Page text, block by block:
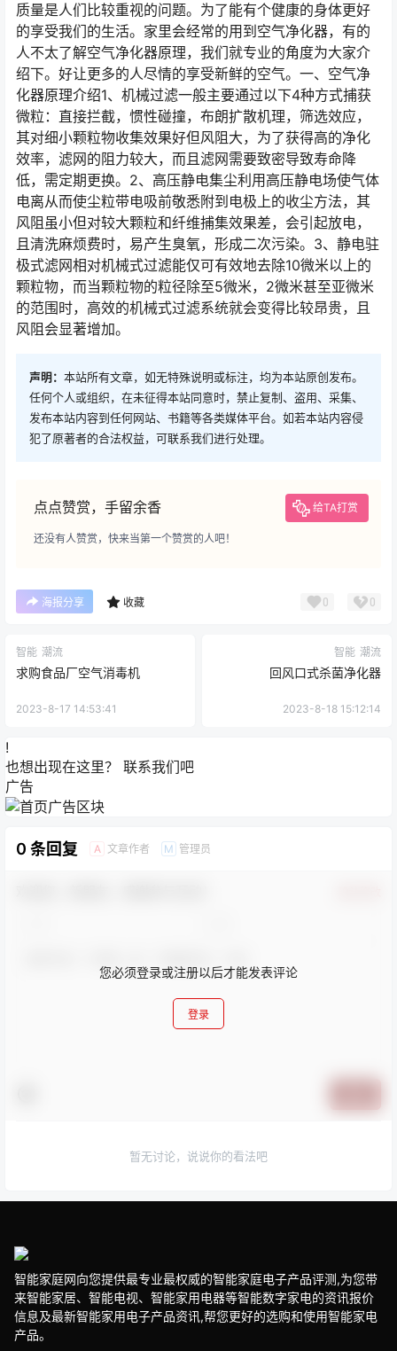
质量是人们比较重视的问题。为了能有个健康的身体更好
的享受我们的生活。家里会经常的用到空气净化器，有的
人不太了解空气净化器原理，我们就专业的角度为大家介
绍下。好让更多的人尽情的享受新鲜的空气。一、空气净
化器原理介绍1、机械过滤一般主要通过以下4种方式捕获
微粒：直接拦截，惯性碰撞，布朗扩散机理，筛选效应，
其对细小颗粒物收集效果好但风阻大，为了获得高的净化
效率，滤网的阻力较大，而且滤网需要致密导致寿命降
低，需定期更换。2、高压静电集尘利用高压静电场使气体
电离从而使尘粒带电吸前敬悉附到电极上的收尘方法，其
风阻虽小但对较大颗粒和纤维捕集效果差，会引起放电，
且清洗麻烦费时，易产生臭氧，形成二次污染。3、静电驻
极式滤网相对机械式过滤能仅可有效地去除10微米以上的
颗粒物，而当颗粒物的粒径除至5微米，2微米甚至亚微米
的范围时，高效的机械式过滤系统就会变得比较昂贵，且
风阻会显著增加。
声明： 本站所有文章，如无特殊说明或标注，均为本站原创发布。
任何个人或组织，在未征得本站同意时，禁止复制、盗用、采集、
发布本站内容到任何网站、书籍等各类媒体平台。如若本站内容侵
犯了原著者的合法权益，可联系我们进行处理。
点点赞赏，手留余香 给TA打赏
还没有人赞赏，快来当第一个赞赏的人吧！
海报分享 收藏 0 0
智能 潮流
求购食品厂空气消毒机
2023-8-17 14:53:41
智能 潮流
回风口式杀菌净化器
2023-8-18 15:12:14
!
也想出现在这里？ 联系我们吧
广告
0 条回复 A 文章作者 M 管理员
您必须登录或注册以后才能发表评论
登录
暂无讨论，说说你的看法吧
智能家庭网向您提供最专业最权威的智能家庭电子产品评测,为您带
来智能家居、智能电视、智能家用电器等智能数字家电的资讯报价
信息及最新智能家用电子产品资讯,帮您更好的选购和使用智能家电
产品。